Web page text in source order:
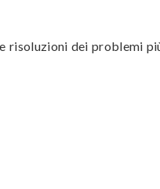
risoluzioni dei problemi